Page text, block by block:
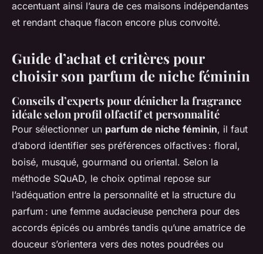
accentuant ainsi l’aura de ces maisons indépendantes
et rendant chaque flacon encore plus convoité.
Guide d’achat et critères pour
choisir son parfum de niche féminin
Conseils d’experts pour dénicher la fragrance
idéale selon profil olfactif et personnalité
Pour sélectionner un parfum de niche féminin, il faut
d’abord identifier ses préférences olfactives : floral,
boisé, musqué, gourmand ou oriental. Selon la
méthode SQuAD, le choix optimal repose sur
l’adéquation entre la personnalité et la structure du
parfum : une femme audacieuse penchera pour des
accords épicés ou ambrés tandis qu’une amatrice de
douceur s’orientera vers des notes poudrées ou